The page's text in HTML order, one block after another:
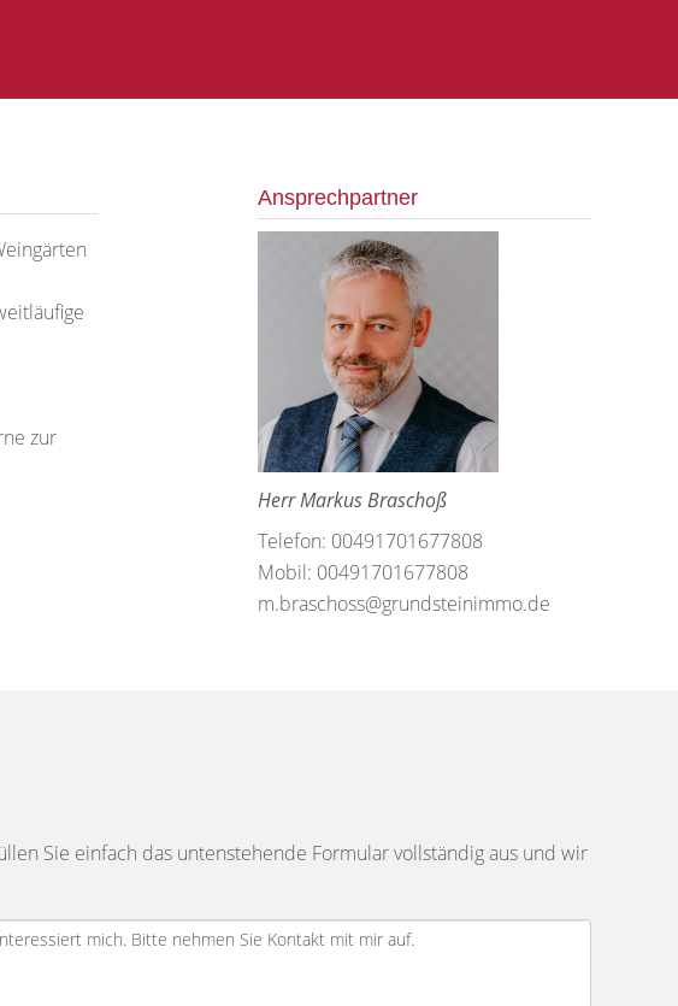
zur
Ansprechpartner
Herr Markus Braschoß
Telefon: 00491701677808
Mobil: 00491701677808
m.braschoss@grundsteinimmo.de
Sie einfach das untenstehende Formular vollständig aus und wir